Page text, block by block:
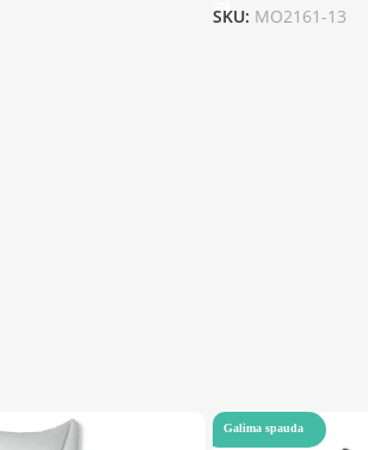
SKU: MO2161-13
Galima spauda